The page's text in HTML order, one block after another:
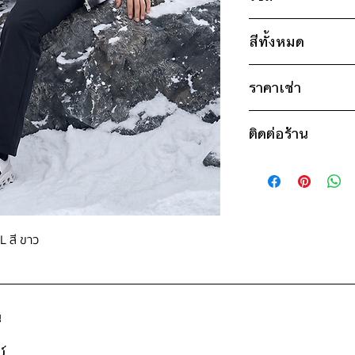
สี ขาว
ไซส์ : 170
อก 44" / เอว 44"
แขน 22" / ยาว
ไซส์ : 190
แขน 24" / ยาว 29"
สีทั้งหมด
ราคาเช่า
ดูวิธีนับวันด้านล่าง
สอบถามราคา
ติดต่อร้าน
ดูแผนที่ร้าน